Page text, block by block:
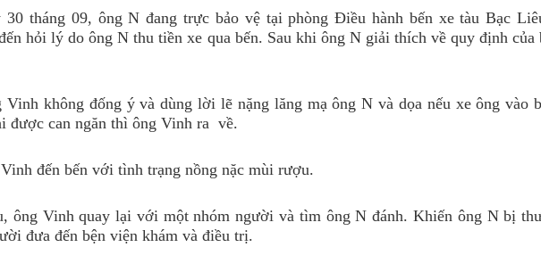
30 tháng 09, ông N đang trực bảo vệ tại phòng Điều hành bến xe tàu Bạc
hỏi lý do ông N thu tiền xe qua bến. Sau khi ông N giải thích về quy định của
không đống ý và dùng lời lẽ nặng lăng mạ ông N và dọa nếu xe ông vào
được can ngăn thì ông Vinh ra về.
đến bến với tình trạng nồng nặc mùi rượu.
ông Vinh quay lại với một nhóm người và tìm ông N đánh. Khiến ông N bị
đưa đến bện viện khám và điều trị.